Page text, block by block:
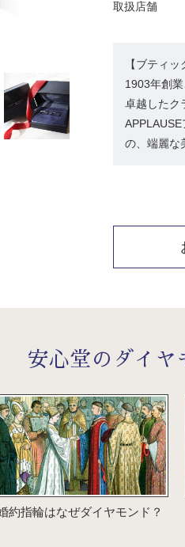
取扱店舗
【ブティッ
1903年創
卓越したク
の、端麗な
安心堂のダイヤ
約指輪はなぜダイヤモンド？